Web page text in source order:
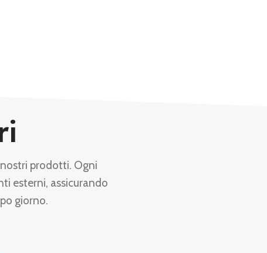
prodotti. Ogni
esterni, assicurando
giorno.